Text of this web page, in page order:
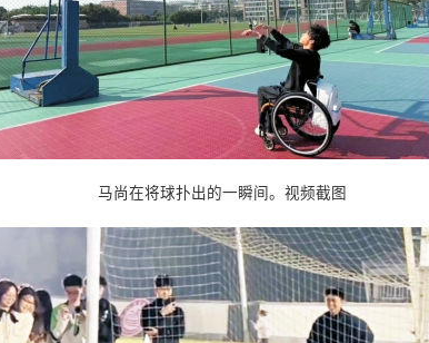
马尚在将球扑出的一瞬间。视频截图